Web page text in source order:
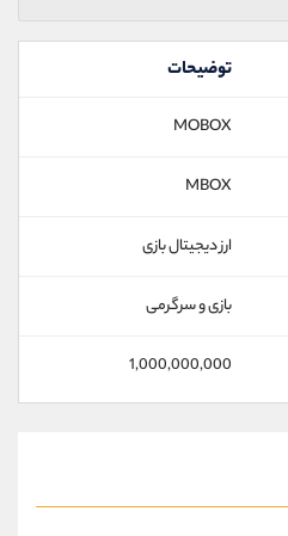
توضیحات
MOBOX
MBOX
ارز دیجیتال بازی
بازی و سرگرمی
1,000,000,000